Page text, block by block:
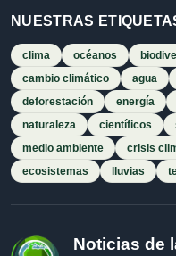
NUESTRAS
clima océanos
cambio climático
agua
deforestación
energía
naturaleza
científicos
medio ambiente
crisis
ecosistemas
lluvias
Noticias de